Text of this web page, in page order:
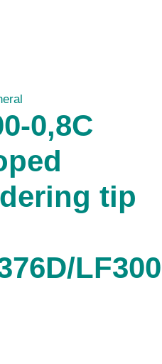
0,8C
tip
LF300